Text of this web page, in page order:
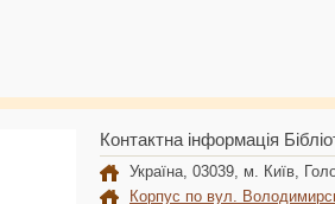
Контактна інформація
Україна, 03039, м. Київ,
Корпус по вул.